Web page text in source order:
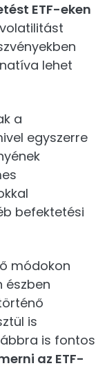
ETF-eken
lehet
a
egyszerre
befektetési
módokon
észben
is
is fontos
az ETF-